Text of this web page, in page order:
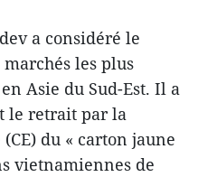
a considéré le
les plus
Asie du Sud-Est. Il a
le retrait par la
du « carton jaune
vietnamiennes de